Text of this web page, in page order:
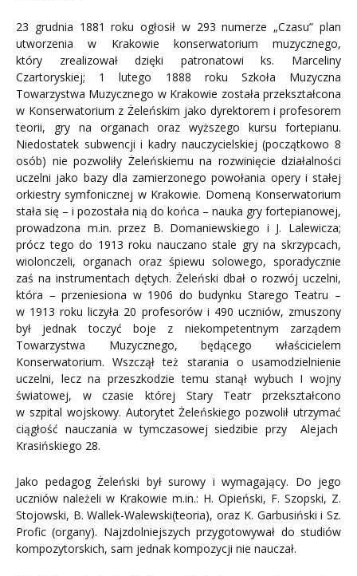
23 grudnia 1881 roku ogłosił w 293 numerze „Czasu” plan
utworzenia w Krakowie konserwatorium muzycznego,
który zrealizował dzięki patronatowi ks. Marceliny
Czartoryskiej; 1 lutego 1888 roku Szkoła Muzyczna
Towarzystwa Muzycznego w Krakowie została przekształcona
w Konserwatorium z Żeleńskim jako dyrektorem i profesorem
teorii, gry na organach oraz wyższego kursu fortepianu.
Niedostatek subwencji i kadry nauczycielskiej (początkowo 8
osób) nie pozwoliły Żeleńskiemu na rozwinięcie działalności
uczelni jako bazy dla zamierzonego powołania opery i stałej
orkiestry symfonicznej w Krakowie. Domeną Konserwatorium
stała się – i pozostała nią do końca – nauka gry fortepianowej,
prowadzona m.in. przez B. Domaniewskiego i J. Lalewicza;
prócz tego do 1913 roku nauczano stale gry na skrzypcach,
wiolonczeli, organach oraz śpiewu solowego, sporadycznie
zaś na instrumentach dętych. Żeleński dbał o rozwój uczelni,
która – przeniesiona w 1906 do budynku Starego Teatru –
w 1913 roku liczyła 20 profesorów i 490 uczniów, zmuszony
był jednak toczyć boje z niekompetentnym zarządem
Towarzystwa Muzycznego, będącego właścicielem
Konserwatorium. Wszczął też starania o usamodzielnienie
uczelni, lecz na przeszkodzie temu stanął wybuch I wojny
światowej, w czasie której Stary Teatr przekształcono
w szpital wojskowy. Autorytet Żeleńskiego pozwolił utrzymać
ciągłość nauczania w tymczasowej siedzibie przy Alejach
Krasińskiego 28.
Jako pedagog Żeleński był surowy i wymagający. Do jego
uczniów należeli w Krakowie m.in.: H. Opieński, F. Szopski, Z.
Stojowski, B. Wallek-Walewski(teoria), oraz K. Garbusiński i Sz.
Profic (organy). Najzdolniejszych przygotowywał do studiów
kompozytorskich, sam jednak kompozycji nie nauczał.